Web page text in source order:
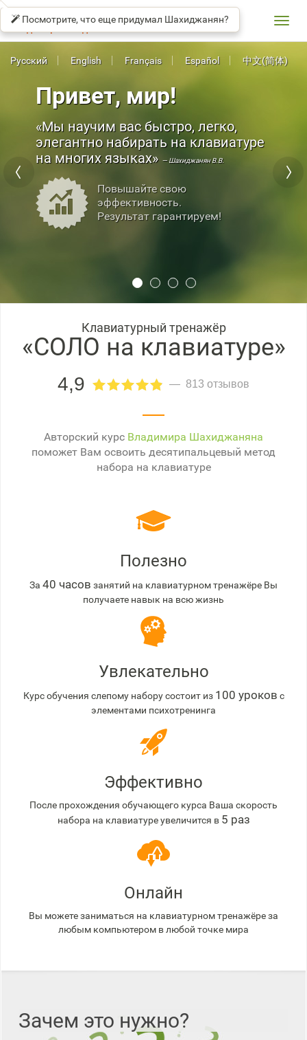
СОЛО КЛАВИАТУРЕ
Привет, мир!
Мы научим вас быстро, легко,
элегантно набирать на клавиатуре
на многих языках
— Шахиджанян В.В.
Повышайте свою
эффективность.
Результат гарантируем!
Русский English Français Español 中文(简体)
Клавиатурный тренажёр
«СОЛО на клавиатуре»
4,9 813 отзывов
Авторский курс Владимира Шахиджаняна
поможет Вам освоить десятипальцевый метод
набора на клавиатуре
Полезно
За 40 часов занятий на клавиатурном тренажёре Вы
получаете навык на всю жизнь
Увлекательно
Курс обучения слепому набору состоит из 100 уроков с
элементами психотренинга
Эффективно
После прохождения обучающего курса Ваша скорость
набора на клавиатуре увеличится в 5 раз
Онлайн
Вы можете заниматься на клавиатурном тренажёре за
любым компьютером в любой точке мира
Зачем это нужно?
Посмотрите, что еще придумал Шахиджанян?